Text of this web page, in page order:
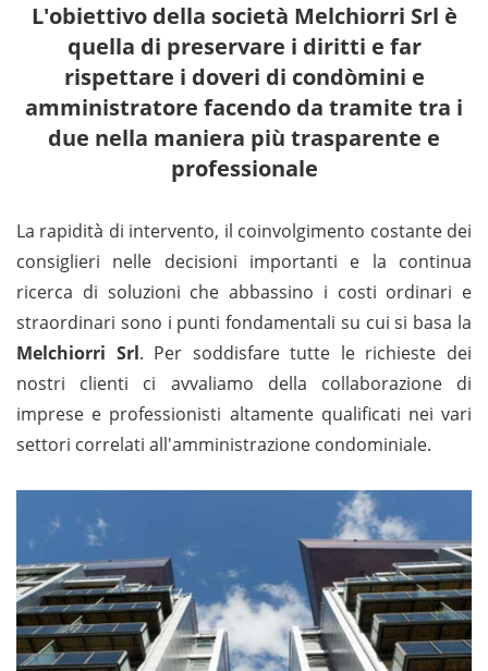
L'obiettivo della società Melchiorri Srl è
quella di preservare i diritti e far
rispettare i doveri di condòmini e
amministratore facendo da tramite tra i
due nella maniera più trasparente e
professionale
La rapidità di intervento, il coinvolgimento costante dei
consiglieri nelle decisioni importanti e la continua
ricerca di soluzioni che abbassino i costi ordinari e
straordinari sono i punti fondamentali su cui si basa la
Melchiorri Srl. Per soddisfare tutte le richieste dei
nostri clienti ci avvaliamo della collaborazione di
imprese e professionisti altamente qualificati nei vari
settori correlati all'amministrazione condominiale.